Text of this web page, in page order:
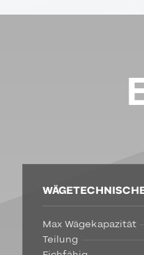
Max Wägekapazität
Teilung